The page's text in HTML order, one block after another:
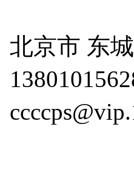
北京市 东